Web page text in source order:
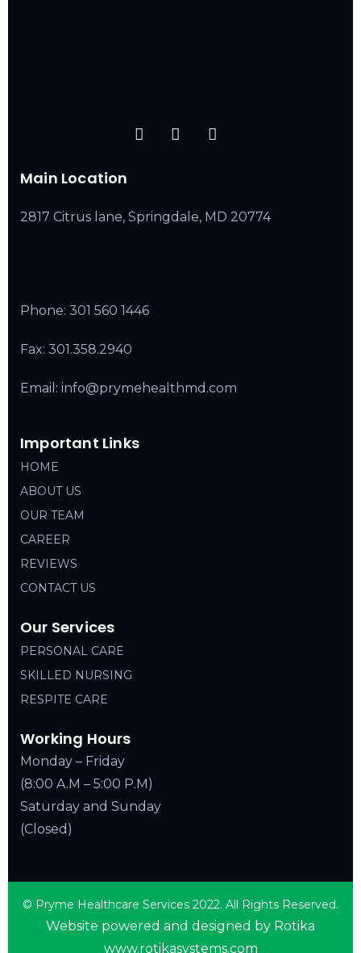
Main Location
2817 Citrus lane, Springdale, MD 20774
Phone: 301 560 1446
Fax: 301.358.2940
Email: info@prymehealthmd.com
Important Links
HOME
ABOUT US
OUR TEAM
CAREER
REVIEWS
CONTACT US
Our Services
PERSONAL CARE
SKILLED NURSING
RESPITE CARE
Working Hours
Monday – Friday
(8:00 A.M – 5:00 P.M)
Saturday and Sunday
(Closed)
© Pryme Healthcare Services 2022. All Rights Reserved.
Website powered and designed by Rotika
www.rotikasystems.com